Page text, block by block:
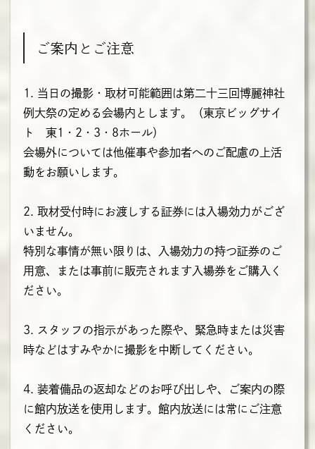
ご案内とご注意
1. 当日の撮影・取材可能範囲は第二十三回博麗神社
例大祭の定める会場内とします。（東京ビッグサイ
ト 東1・2・3・8ホール）
会場外については他催事や参加者へのご配慮の上活
動をお願いします。
2. 取材受付時にお渡しする証券には入場効力がござ
いません。
特別な事情が無い限りは、入場効力の持つ証券のご
用意、または事前に販売されます入場券をご購入く
ださい。
3. スタッフの指示があった際や、緊急時または災害
時などはすみやかに撮影を中断してください。
4. 装着備品の返却などのお呼び出しや、ご案内の際
に館内放送を使用します。館内放送には常にご注意
ください。